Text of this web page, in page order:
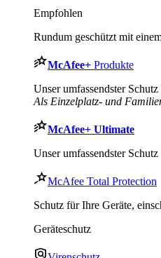
Empfohlen
Rundum geschützt mit
McAfee+ Produkte
Unser umfassendster
Als Einzelplatz- und
McAfee+ Ultimate
Unser umfassendster
McAfee Total Protection
Schutz für Ihre Geräte,
Geräteschutz